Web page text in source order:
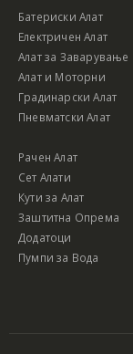
Батериски Алат
Електричен Алат
Алат за Заварување
Алат и Моторни
Градинарски Алат
Пневматски Алат
Рачен Алат
Сет Алати
Кути за Алат
Заштитна Опрема
Додатоци
Пумпи за Вода